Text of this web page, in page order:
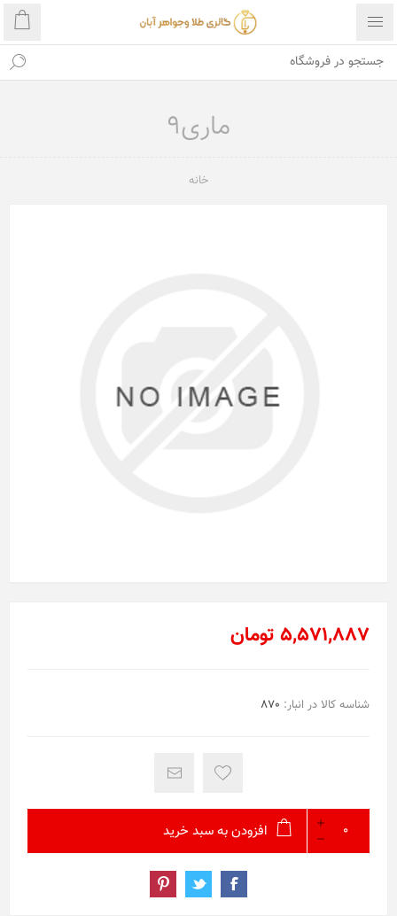
ماری9
خانه
5,571,887 تومان
شناسه کالا در انبار: 870
افزودن به سبد خرید